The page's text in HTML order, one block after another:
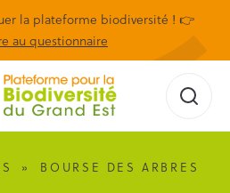
la plateforme biodiversité ! 👉
au questionnaire
» BOURSE DES ARBRES